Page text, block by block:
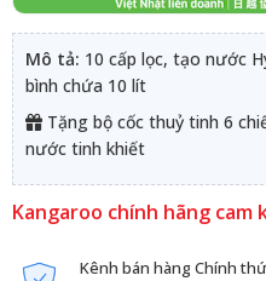
Mô tả: 10 cấp lọc, tạo nước
bình chứa 10 lít
Tặng bộ cốc thuỷ tinh 6
nước tinh khiết
Kangaroo chính hãng cam
Kênh bán hàng Chính